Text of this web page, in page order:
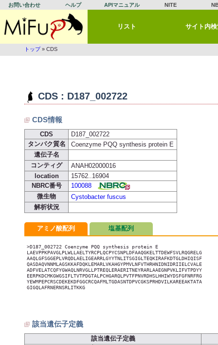
お問い合わせ ヘルプ APIマニュアル NITE
リスト サイト内
トップ» CDS
CDS : D187_002722
CDS情報
CDS
D187_002722
タンパク質名
Coenzyme PQQ synthesis protein E
遺伝子名
コンティグ
ANAH02000016
location
15762..16904
NBRC番号
100088
微生物
Cystobacter fuscus
解析状況
アミノ酸配列 塩基配列
>D187_002722 Coenzyme PQQ synthesis protein E
LAEVPPKPAVGLPLWLLAELTYRCPLQCPYCSNPLDFAAQGKELTTDEWFSVLRQGRELG
AAQLGFSGGEPLVRQDLAELIGEARRLGYYTNLITSGIGLTEQKIRAFKDTGLDHIQISF
QASDAQVNNMLAGSKKAFDQKLEMARLVKAHGYPMVLNFVTHRHNIDNIDRIIELCVALE
ADFVELATCQFYGWAQLNRVGLLPTREQLERAERITNEYRARLAAEGNPVKLIFVTPDYY
EERPKDCMKGWGSIFLTVTPDGTALPCHGARQLPVTFPNVRDHSLHHIWYDSFGFNRFRG
YEWMPEPCRSCDEKEKDFGGCRCQAFMLTGDASNTDPVCGKSPRHDVILKAREEAKTATA
GIGQLAFRNERNSRLITKKG
該当遺伝子定義
該当遺伝子定義